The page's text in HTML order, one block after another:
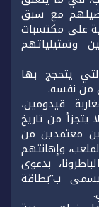
مع سبق
على مكتسبات
وتمثيلياتهم
يتحجج بها
من نفسه.
قيدومين،
يتجزأ من تاريخ
معتمدين من
وإهانتهم
بدعوى
ب”بطاقة